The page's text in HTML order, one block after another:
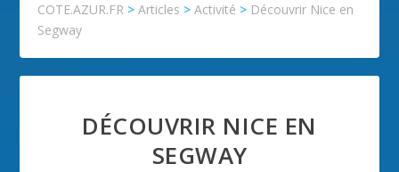
COTE.AZUR.FR >Articles >Activité > Découvrir Nice en
Segway
DÉCOUVRIR NICE EN
SEGWAY